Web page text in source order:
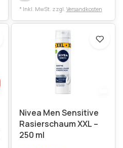
* Inkl. MwSt. zzgl. Versandkosten
Nivea Men Sensitive
Rasierschaum XXL –
250 ml